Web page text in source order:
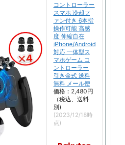
コントローラー
スマホ 冷却フ
ァン付き 6本指
操作可能 高感
度 伸縮自在
iPhone/Android
対応 一体型ス
マホゲーム コ
ントローラー
引き金式 送料
無料 メール便
価格：2,480円
（税込、送料
別)
(2023/12/18時
点)